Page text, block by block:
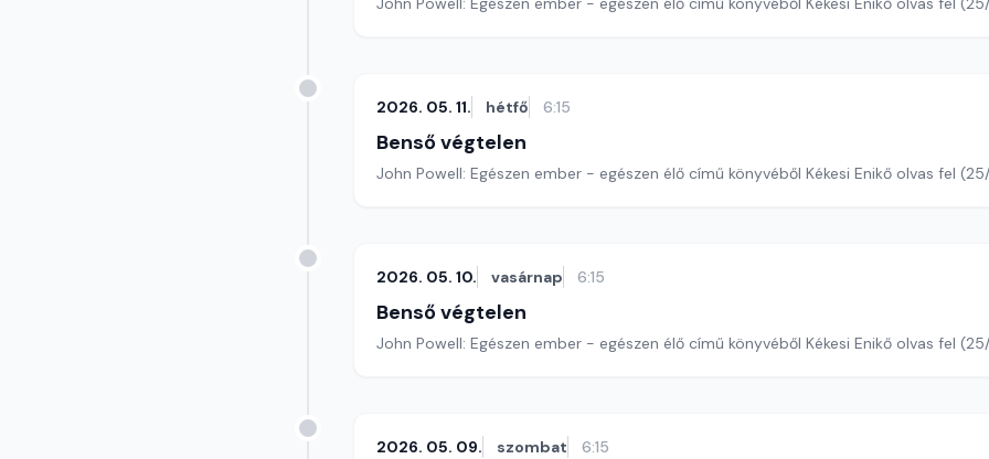
2026. 05. 11. hétfő 6:15
Benső végtelen
John Powell: Egészen ember - egészen élő című könyvéből Kékesi Enikő olvas fel
2026. 05. 10. vasárnap 6:15
Benső végtelen
John Powell: Egészen ember - egészen élő című könyvéből Kékesi Enikő olvas fel
2026. 05. 09. szombat 6:15